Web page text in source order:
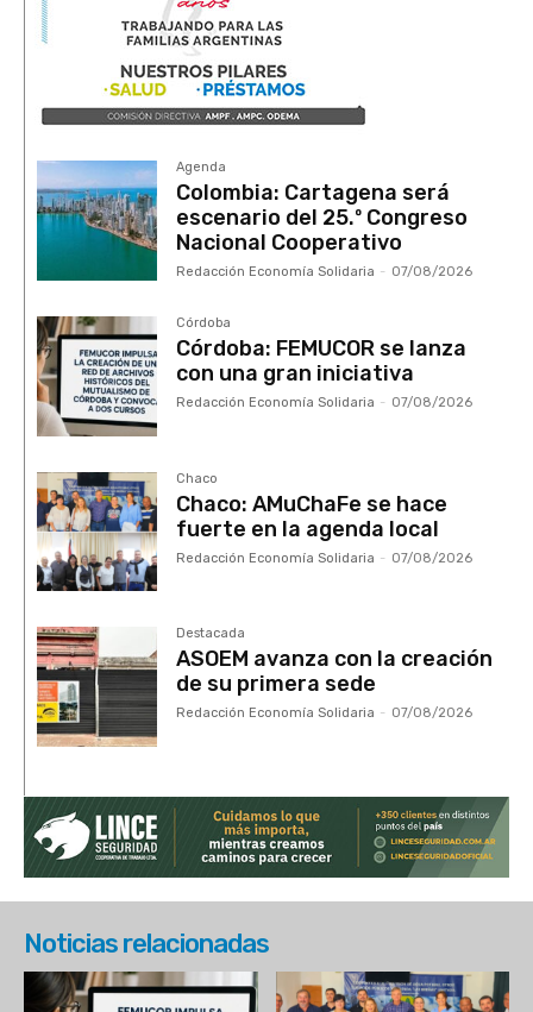
Agenda
Colombia: Cartagena será
escenario del 25.º Congreso
Nacional Cooperativo
Redacción Economía Solidaria - 07/08/2026
Córdoba
Córdoba: FEMUCOR se lanza
con una gran iniciativa
Redacción Economía Solidaria - 07/08/2026
Chaco
Chaco: AMuChaFe se hace
fuerte en la agenda local
Redacción Economía Solidaria - 07/08/2026
Destacada
ASOEM avanza con la creación
de su primera sede
Redacción Economía Solidaria - 07/08/2026
Noticias relacionadas